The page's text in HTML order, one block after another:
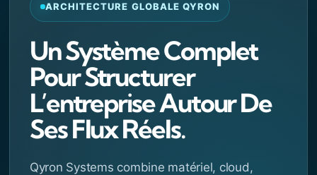
ARCHITECTURE GLOBALE QYRON
Un Système Complet
Pour Structurer
L’entreprise Autour De
Ses Flux Réels.
Qyron Systems combine matériel, cloud,